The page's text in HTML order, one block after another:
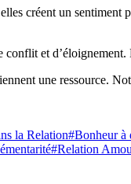
créent un
et
une ressource.
la Relation#Bonheur à
#Relation